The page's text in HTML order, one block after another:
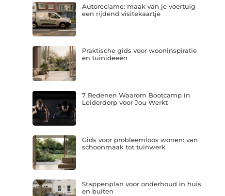
Autoreclame: maak van je voertuig
een rijdend visitekaartje
Praktische gids voor wooninspiratie
en tuinideeën
7 Redenen Waarom Bootcamp in
Leiderdorp voor Jou Werkt
Gids voor probleemloos wonen: van
schoonmaak tot tuinwerk
Stappenplan voor onderhoud in huis
en buiten